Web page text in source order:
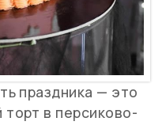
праздника — это
в персиково-